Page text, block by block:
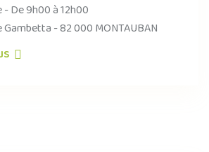
De 9h00 à 12h00
Gambetta - 82 000 MONTAUBAN